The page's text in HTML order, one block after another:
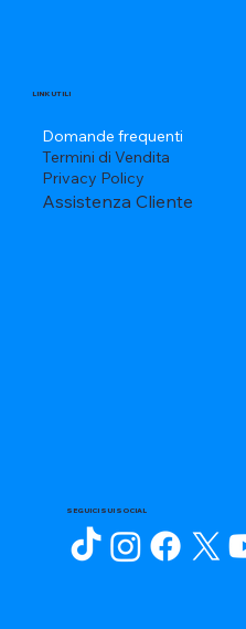
LINK UTILI
Domande frequenti
Termini di Vendita
Privacy Policy
Assistenza Cliente
SEGUICI SUI SOCIAL